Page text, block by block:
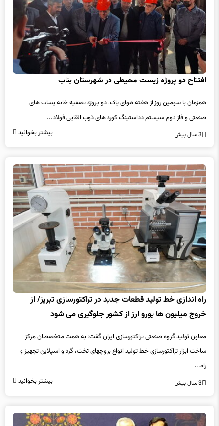
افتتاح دو پروژه زیست محیطی در شهرستان بناب
همزمان با سومین روز از هفته هوای پاک، دو پروژه تصفیه خانه پساب های
صنعتی و فاز دوم سیستم دداستینگ کوره های ذوب القایی فولاد...
3 سال پیش بیشتر بخوانید
راه اندازی خط تولید قطعات جدید در تراکتورسازی تبریز/ از
خروج میلیون ها یورو ارز از کشور جلوگیری می شود
معاون تولید گروه صنعتی تراکتورسازی ایران گفت: به همت متخصصان مرکز
ساخت ابزار تراکتورسازی خط تولید انواع بروچهای تخت، گرد و اسپلاین تجهیز و
راه...
3 سال پیش بیشتر بخوانید